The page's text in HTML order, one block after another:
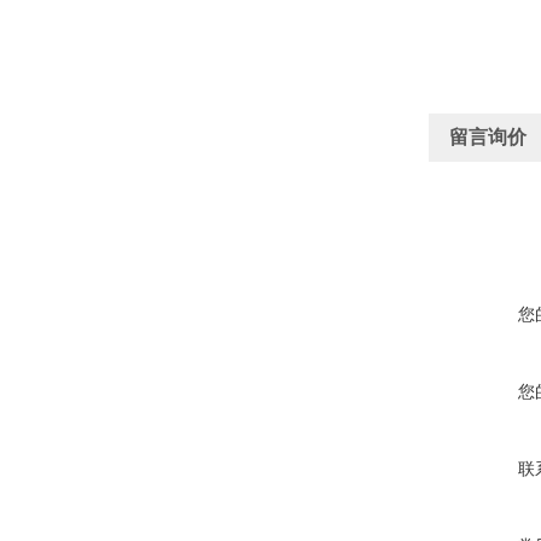
留言询价
您
您
联